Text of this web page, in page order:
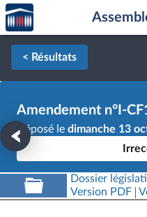
Aller au contenu
Aller en bas de la page
Accèder
à la
page
d'accueil
< Résultats
Amendement n°I-
Déposé le dimanche 13
Dossier
Version PDF